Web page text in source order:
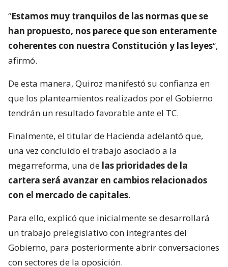
“Estamos muy tranquilos de las normas que se
han propuesto, nos parece que son enteramente
coherentes con nuestra Constitución y las leyes“,
afirmó.
De esta manera, Quiroz manifestó su confianza en
que los planteamientos realizados por el Gobierno
tendrán un resultado favorable ante el TC.
Finalmente, el titular de Hacienda adelantó que,
una vez concluido el trabajo asociado a la
megarreforma, una de las prioridades de la
cartera será avanzar en cambios relacionados
con el mercado de capitales.
Para ello, explicó que inicialmente se desarrollará
un trabajo prelegislativo con integrantes del
Gobierno, para posteriormente abrir conversaciones
con sectores de la oposición.